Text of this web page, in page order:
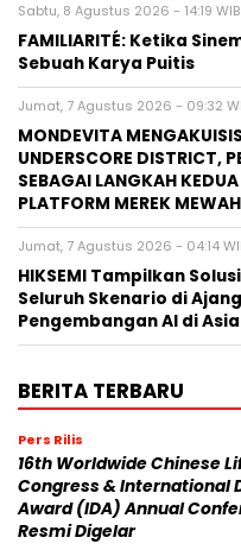
Sabtu, 8 Agustus 2026 - 14:19 WIB
FAMILIARITÉ: Ketika
Sebuah Karya Puitis
Jumat, 7 Agustus 2026 - 09:32
MONDEVITA
UNDERSCORE DISTRICT,
SEBAGAI LANGKAH
PLATFORM MEREK
Jumat, 7 Agustus 2026 - 04:14
HIKSEMI Tampilkan
Seluruh Skenario di
Pengembangan AI di
BERITA TERBARU
Pers Rilis
16th Worldwide Chinese
Congress & International
Award (IDA) Annual
Resmi Digelar